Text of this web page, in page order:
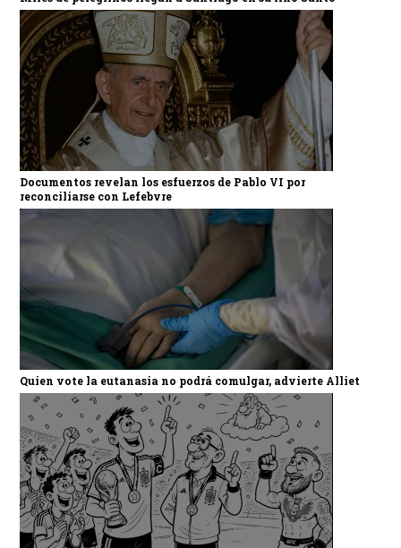
Documentos revelan los esfuerzos de Pablo VI por
reconciliarse con Lefebvre
Quien vote la eutanasia no podrá comulgar, advierte Alliet